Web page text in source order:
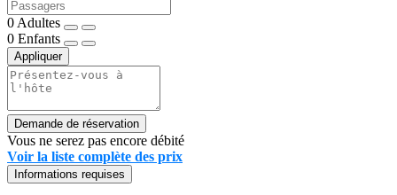
0 Adultes
0 Enfants
Appliquer
Demande de réservation
Vous ne serez pas encore débité
Voir la liste complète des prix
Informations requises